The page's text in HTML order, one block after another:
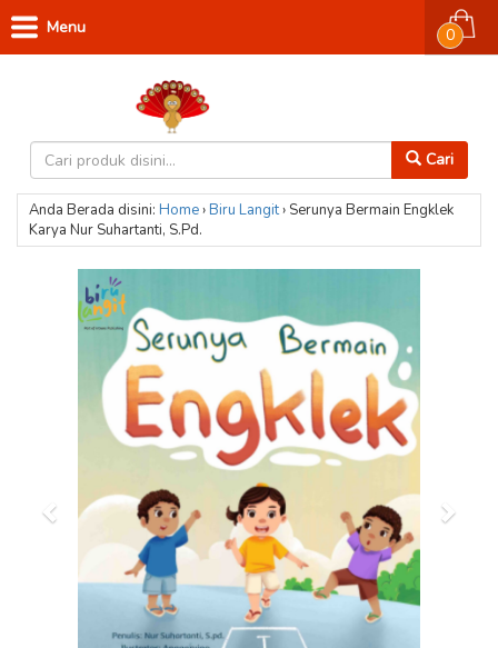
Cari
0
Menu
Anda Berada disini: Home›Biru Langit› Serunya Bermain Engklek
Karya Nur Suhartanti, S.Pd.